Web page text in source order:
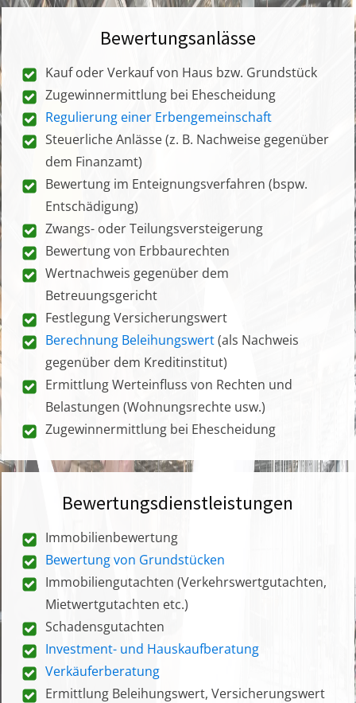
Bewertungsanlässe
Kauf oder Verkauf von Haus bzw. Grundstück
Zugewinnermittlung bei Ehescheidung
Regulierung einer Erbengemeinschaft
Steuerliche Anlässe (z. B. Nachweise gegenüber
dem Finanzamt)
Bewertung im Enteignungsverfahren (bspw.
Entschädigung)
Zwangs- oder Teilungsversteigerung
Bewertung von Erbbaurechten
Wertnachweis gegenüber dem
Betreuungsgericht
Festlegung Versicherungswert
Berechnung Beleihungswert(als Nachweis
gegenüber dem Kreditinstitut)
Ermittlung Werteinfluss von Rechten und
Belastungen (Wohnungsrechte usw.)
Zugewinnermittlung bei Ehescheidung
Bewertungsdienstleistungen
Immobilienbewertung
Bewertung von Grundstücken
Immobiliengutachten (Verkehrswertgutachten,
Mietwertgutachten etc.)
Schadensgutachten
Investment- und Hauskaufberatung
Verkäuferberatung
Ermittlung Beleihungswert, Versicherungswert